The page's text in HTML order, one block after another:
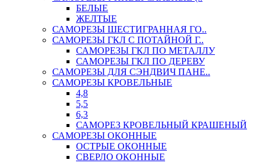
БЕЛЫЕ
ЖЕЛТЫЕ
САМОРЕЗЫ ШЕСТИГРАННАЯ ГО..
САМОРЕЗЫ ГКЛ С ПОТАЙНОЙ Г..
САМОРЕЗЫ ГКЛ ПО МЕТАЛЛУ
САМОРЕЗЫ ГКЛ ПО ДЕРЕВУ
САМОРЕЗЫ ДЛЯ СЭНДВИЧ ПАНЕ..
САМОРЕЗЫ КРОВЕЛЬНЫЕ
4,8
5,5
6,3
САМОРЕЗ КРОВЕЛЬНЫЙ КРАШЕНЫЙ
САМОРЕЗЫ ОКОННЫЕ
ОСТРЫЕ ОКОННЫЕ
СВЕРЛО ОКОННЫЕ